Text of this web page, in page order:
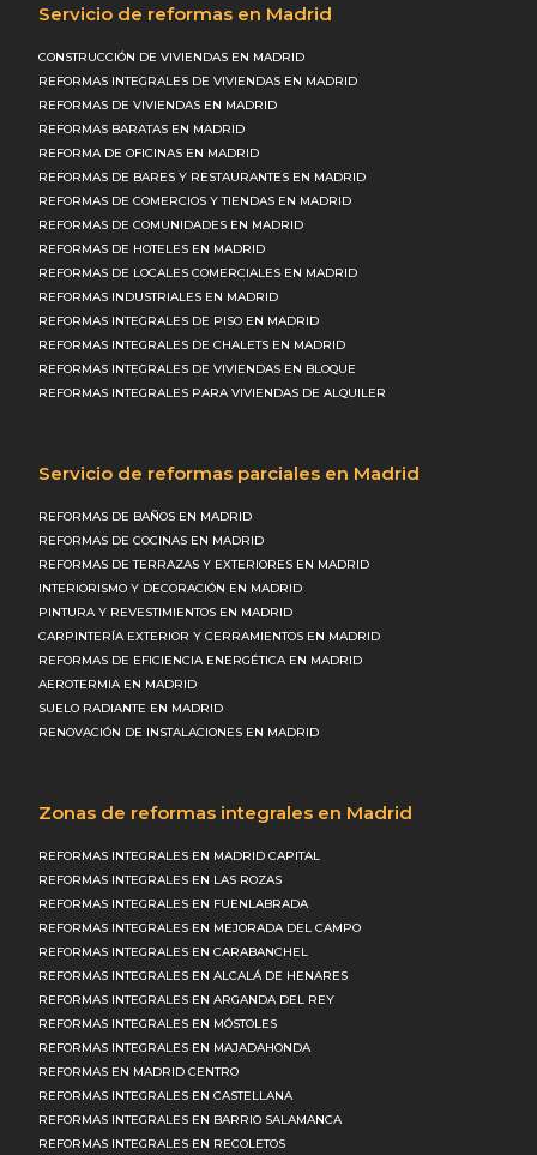
Servicio de reformas en Madrid
CONSTRUCCIÓN DE VIVIENDAS EN MADRID
REFORMAS INTEGRALES DE VIVIENDAS EN MADRID
REFORMAS DE VIVIENDAS EN MADRID
REFORMAS BARATAS EN MADRID
REFORMA DE OFICINAS EN MADRID
REFORMAS DE BARES Y RESTAURANTES EN MADRID
REFORMAS DE COMERCIOS Y TIENDAS EN MADRID
REFORMAS DE COMUNIDADES EN MADRID
REFORMAS DE HOTELES EN MADRID
REFORMAS DE LOCALES COMERCIALES EN MADRID
REFORMAS INDUSTRIALES EN MADRID
REFORMAS INTEGRALES DE PISO EN MADRID
REFORMAS INTEGRALES DE CHALETS EN MADRID
REFORMAS INTEGRALES DE VIVIENDAS EN BLOQUE
REFORMAS INTEGRALES PARA VIVIENDAS DE ALQUILER
Servicio de reformas parciales en Madrid
REFORMAS DE BAÑOS EN MADRID
REFORMAS DE COCINAS EN MADRID
REFORMAS DE TERRAZAS Y EXTERIORES EN MADRID
INTERIORISMO Y DECORACIÓN EN MADRID
PINTURA Y REVESTIMIENTOS EN MADRID
CARPINTERÍA EXTERIOR Y CERRAMIENTOS EN MADRID
REFORMAS DE EFICIENCIA ENERGÉTICA EN MADRID
AEROTERMIA EN MADRID
SUELO RADIANTE EN MADRID
RENOVACIÓN DE INSTALACIONES EN MADRID
Zonas de reformas integrales en Madrid
REFORMAS INTEGRALES EN MADRID CAPITAL
REFORMAS INTEGRALES EN LAS ROZAS
REFORMAS INTEGRALES EN FUENLABRADA
REFORMAS INTEGRALES EN MEJORADA DEL CAMPO
REFORMAS INTEGRALES EN CARABANCHEL
REFORMAS INTEGRALES EN ALCALÁ DE HENARES
REFORMAS INTEGRALES EN ARGANDA DEL REY
REFORMAS INTEGRALES EN MÓSTOLES
REFORMAS INTEGRALES EN MAJADAHONDA
REFORMAS EN MADRID CENTRO
REFORMAS INTEGRALES EN CASTELLANA
REFORMAS INTEGRALES EN BARRIO SALAMANCA
REFORMAS INTEGRALES EN RECOLETOS